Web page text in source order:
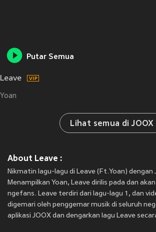
Putar Semua
Leave
Yoan
Lihat semua di JOOX
About Leave :
Nikmatin lagu-lagu di Leave (Ft.Yoan) dengan
Menampilkan Yoan, Leave dirilis pada dan
ngefans. Leave terdiri dari lagu-lagu 1, dan
digemari oleh penggemar musik di seluruh
aplikasi JOOX dan dengarkan lagu Leave